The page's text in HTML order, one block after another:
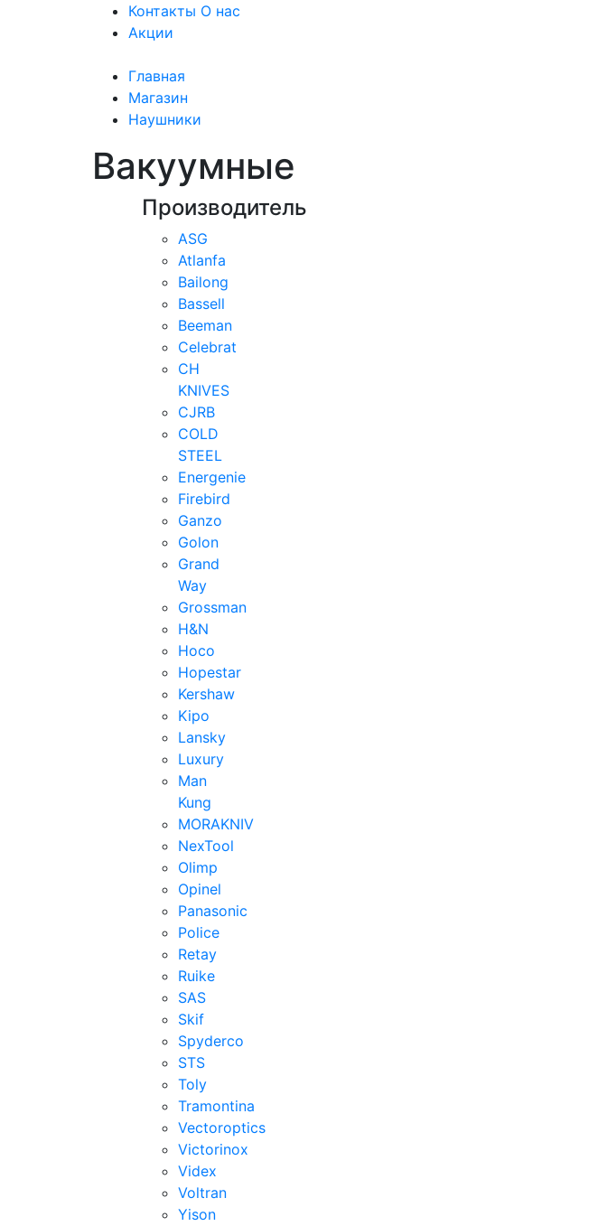
Контакты О нас
Акции
Главная
Магазин
Наушники
Вакуумные
Производитель
ASG
Atlanfa
Bailong
Bassell
Beeman
Celebrat
CH
KNIVES
CJRB
COLD
STEEL
Energenie
Firebird
Ganzo
Golon
Grand
Way
Grossman
H&N
Hoco
Hopestar
Kershaw
Kipo
Lansky
Luxury
Man
Kung
MORAKNIV
NexTool
Olimp
Opinel
Panasonic
Police
Retay
Ruike
SAS
Skif
Spyderco
STS
Toly
Tramontina
Vectoroptics
Victorinox
Videx
Voltran
Yison